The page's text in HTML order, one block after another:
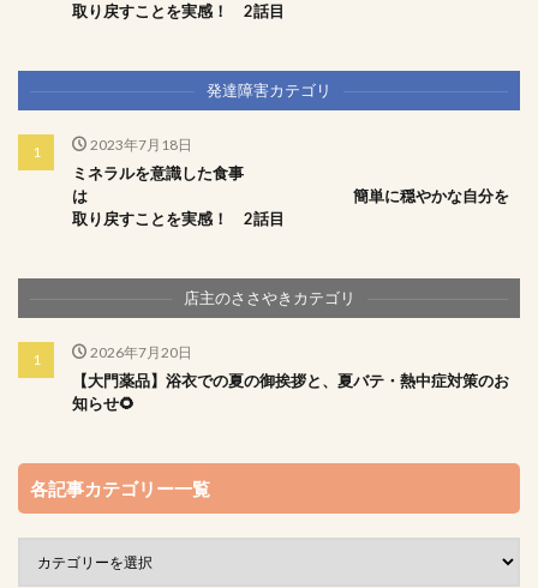
取り戻すことを実感！ 2話目
発達障害カテゴリ
2023年7月18日
ミネラルを意識した食事
は 簡単に穏やかな自分を
取り戻すことを実感！ 2話目
店主のささやきカテゴリ
2026年7月20日
【大門薬品】浴衣での夏の御挨拶と、夏バテ・熱中症対策のお
知らせ🌻
各記事カテゴリー一覧